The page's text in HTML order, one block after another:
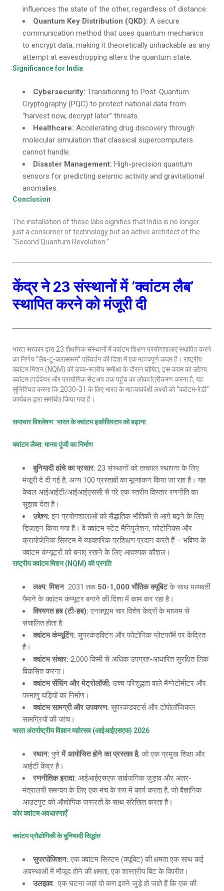
influences the state of the other, regardless of distance.
Quantum Key Distribution (QKD): A secure
communication method that uses quantum mechanics
to encrypt data, making it theoretically unhackable as any
attempt at eavesdropping alters the quantum state.
Significance for India
Cybersecurity: Transitioning to Post-Quantum
Cryptography (PQC) to protect national data from
“harvest now, decrypt later” threats.
Healthcare: Accelerating drug discovery through
molecular simulation that classical supercomputers
cannot handle.
Disaster Management: High-precision quantum
sensors for predicting seismic activity and gravitational
anomalies.
Conclusion
The installation of these labs signifies that India is no longer
just a consumer of technology but an active architect of the
“Second Quantum Revolution.”
केंद्र ने 23 संस्थानों में ‘क्वांटम लैब’
स्थापित करने को मंजूरी दी
भारत सरकार द्वारा 23 शैक्षणिक संस्थानों में क्वांटम शिक्षण प्रयोगशालाएं स्थापित करने
का निर्णय “लैब-टू-क्लासरूम” परिवर्तन की दिशा में एक महत्वपूर्ण कदम है। राष्ट्रीय
क्वांटम मिशन (NQM) की उच्च-स्तरीय समीक्षा के दौरान घोषित, इस कदम का उद्देश्य
क्वांटम हार्डवेयर और प्रायोगिक सेटअप तक पहुंच का लोकतंत्रीकरण करना है, यह
सुनिश्चित करना कि 2030-31 के लिए भारत के महत्वाकांक्षी लक्ष्यों को “क्वांटम-रेडी”
कार्यबल द्वारा समर्थित किया गया है।
समाचार विश्लेषण: भारत के क्वांटम इकोसिस्टम को बढ़ाना
क्वांटम लैब्स: मानव पूंजी का निर्माण
बुनियादी ढांचे का प्रसार: 23 संस्थानों को तत्काल स्थापना के लिए
मंजूरी दे दी गई है, अन्य 100 प्रस्तावों का मूल्यांकन किया जा रहा है। यह
केवल आईआईटी/आईआईएससी से परे एक स्तरीय विस्तार रणनीति का
सुझाव देता है।
उद्देश्य: इन प्रयोगशालाओं को सैद्धांतिक भौतिकी से आगे बढ़ने के लिए
डिज़ाइन किया गया है। वे क्वांटम स्टेट मैनिपुलेशन, फोटोनिक्स और
क्रायोजेनिक सिस्टम में व्यावहारिक प्रशिक्षण प्रदान करते हैं – भविष्य के
क्वांटम कंप्यूटरों को बनाए रखने के लिए आवश्यक कौशल।
राष्ट्रीय क्वांटम मिशन(NQM) की प्रगति
लक्ष्य: मिशन 2031 तक 50-1,000 भौतिक क्यूबिटके साथ मध्यवर्ती
पैमाने के क्वांटम कंप्यूटर बनाने की दिशा में काम कर रहा है।
विषयगत हब(टी-हब): एनक्यूएम चार विशेष केंद्रों के माध्यम से
संचालित होता है:
क्वांटम कंप्यूटिंग: सुपरकंडक्टिंग और फोटोनिक प्लेटफॉर्म पर केंद्रित
है।
क्वांटम संचार: 2,000 किमी से अधिक उपग्रह-आधारित सुरक्षित लिंक
विकसित करना।
क्वांटम सेंसिंग और मेट्रोलॉजी: उच्च परिशुद्धता वाले मैग्नेटोमीटर और
परमाणु घड़ियों का निर्माण।
क्वांटम सामग्री और उपकरण: सुपरकंडक्टर्स और टोपोलॉजिकल
सामग्रियों की जांच।
भारत अंतर्राष्ट्रीय विज्ञान महोत्सव(आईआईएसएफ) 2026
स्थान: पुणेमें आयोजित होने का प्रस्ताव है, जो एक प्रमुख शिक्षा और
आईटी केंद्र है।
रणनीतिक इरादा: आईआईएसएफ सार्वजनिक जुड़ाव और अंतर-
मंत्रालयी समन्वय के लिए एक मंच के रूप में कार्य करता है, जो वैज्ञानिक
आउटपुट को औद्योगिक जरूरतों के साथ संरेखित करता है।
कोर क्वांटम अवधारणाएँ
क्वांटम प्रौद्योगिकी के बुनियादी सिद्धांत
सुपरपोजिशन: एक क्वांटम सिस्टम (क्यूबिट) की क्षमता एक साथ कई
अवस्थाओं में मौजूद होने की क्षमता, एक शास्त्रीय बिट के विपरीत।
उलझाव: एक घटना जहां दो कण इतने जुड़े हो जाते हैं कि एक की